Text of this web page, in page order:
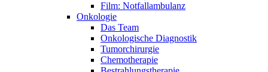
Film: Notfallambulanz
Onkologie
Das Team
Onkologische Diagnostik
Tumorchirurgie
Chemotherapie